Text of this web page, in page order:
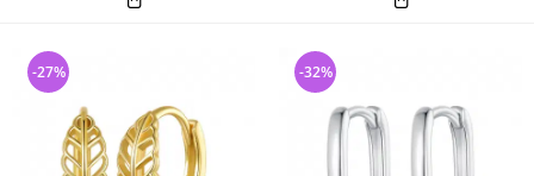
-27% -32%